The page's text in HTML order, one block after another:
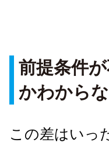
前提条件
かわから
この差はいっ